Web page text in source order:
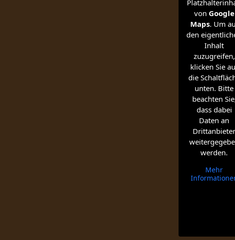
von Google
Maps. Um
den
Inhalt
zuzugreifen,
klicken Sie
die
unten. Bitte
beachten
dass dabei
Daten an
Drittanbieter
werden.
Mehr